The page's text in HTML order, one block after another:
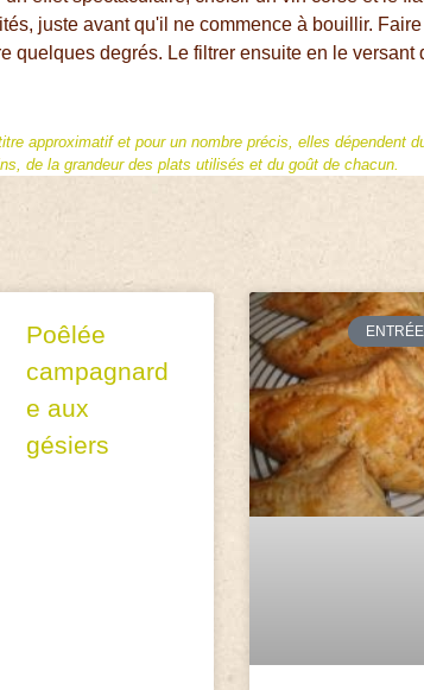
juste avant qu'il ne commence à bouillir. Faire
quelques degrés. Le filtrer ensuite en le versant
approximatif et pour un nombre précis, elles dépendent
de la grandeur des plats utilisés et du goût de chacun.
Poêlée
campagnard
e aux
gésiers